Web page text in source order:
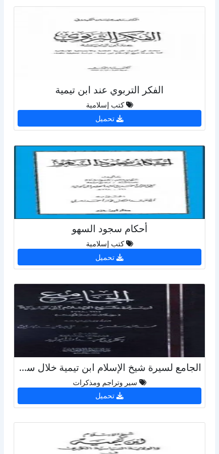
الفكر التربوي عند ابن تيمية
كتب إسلامية
تحميل
أحكام سجود السهو
كتب إسلامية
تحميل
الجامع لسيرة شيخ الإسلام ابن تيمية خلال سبعة قرون ط المجمع
سير وتراجم ومذكرات
تحميل